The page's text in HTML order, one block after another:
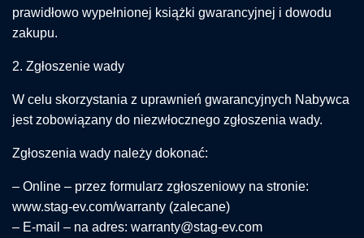
prawidłowo wypełnionej książki gwarancyjnej i dowodu
zakupu.
2. Zgłoszenie wady
W celu skorzystania z uprawnień gwarancyjnych Nabywca
jest zobowiązany do niezwłocznego zgłoszenia wady.
Zgłoszenia wady należy dokonać:
– Online – przez formularz zgłoszeniowy na stronie:
www.stag-ev.com/warranty (zalecane)
– E-mail – na adres: warranty@stag-ev.com